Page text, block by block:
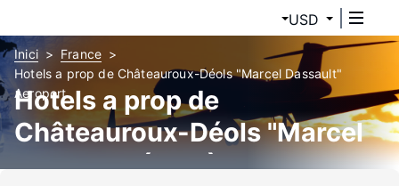
USD
Inici
France
Hotels a prop de Châteauroux-Déols "Marcel Dassault"
Aeroport
Hotels a prop de
Châteauroux-Déols "Marcel
Dassault" (CHR)